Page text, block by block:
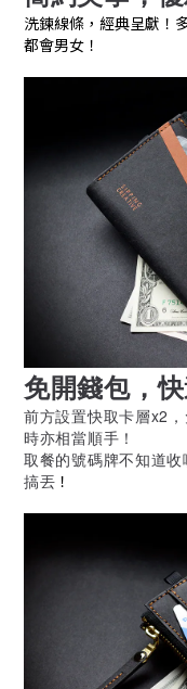
洗鍊線條，經典呈獻！
都會男女！
免開錢包，
前方設置快取卡層x2
時亦相當順手！
取餐的號碼牌不知道
搞丟 ！